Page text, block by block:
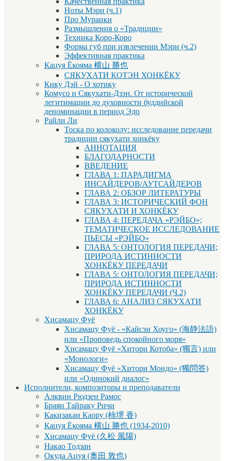
Ноты Мэри (ч.1)
Про Мураики
Размышления о «Традиции»
Техника Коро-Коро
Форма губ при извлечении Мэри (ч.2)
Эффективная практика
Кацуя Ёкояма 横山 勝也
СЯКУХАТИ КОТЭН ХОНКЁКУ
Кику Дэй - О хотику
Комусо и Сякухати-Дзэн. От исторической
легитимации до духовности буддийской
деноминации в период Эдо
Райли Ли
Тоска по колоколу: исследование передачи
традиции сякухати хонкёку
АННОТАЦИЯ
БЛАГОДАРНОСТИ
ВВЕДЕНИЕ
ГЛАВА 1: ПАРАДИГМА
ИНСАЙДЕРОВ/АУТСАЙДЕРОВ
ГЛАВА 2: ОБЗОР ЛИТЕРАТУРЫ
ГЛАВА 3: ИСТОРИЧЕСКИЙ ФОН
СЯКУХАТИ И ХОНКЁКУ
ГЛАВА 4: ПЕРЕДАЧА «РЭЙБО»;
ТЕМАТИЧЕСКОЕ ИССЛЕДОВАНИЕ
ПЬЕСЫ «РЭЙБО»
ГЛАВА 5: ОНТОЛОГИЯ ПЕРЕДАЧИ;
ПРИРОДА ИСТИННОСТИ
ХОНКЁКУ ПЕРЕДАЧИ
ГЛАВА 5: ОНТОЛОГИЯ ПЕРЕДАЧИ;
ПРИРОДА ИСТИННОСТИ
ХОНКЁКУ ПЕРЕДАЧИ (Ч.2)
ГЛАВА 6: АНАЛИЗ СЯКУХАТИ
ХОНКЁКУ
Хисамацу Фуё
Хисамацу Фуё - «Кайсэи Хоуго» (海静法語)
или «Проповедь спокойного моря»
Хисамацу Фуё «Хитори Котоба» (獨言) или
«Монологи»
Хисамацу Фуё «Хитори Мондо» (獨問答)
или «Одинокий диалог»
Исполнители, композиторы и преподаватели
Алквин Рюдзен Рамос
Браян Тайраку Ричи
Какизакаи Каору (柿堺 香)
Кацуя Ёкояма 横山 勝也 (1934-2010)
Хисамацу Фуё (久松 風陽)
Накао Тодзан
Окуда Ацуя (奥田 敦也)